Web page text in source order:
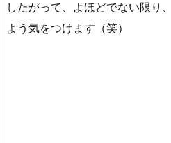
したがって、よほどでない限り
よう気をつけます（笑）